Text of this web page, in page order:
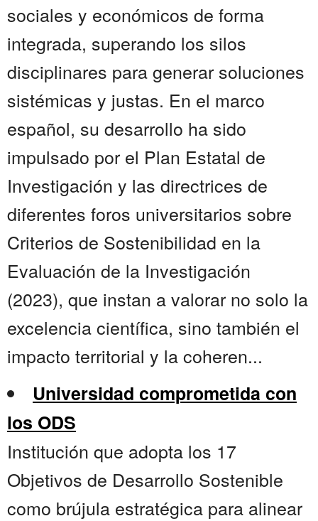
sociales y económicos de forma
integrada, superando los silos
disciplinares para generar soluciones
sistémicas y justas. En el marco
español, su desarrollo ha sido
impulsado por el Plan Estatal de
Investigación y las directrices de
diferentes foros universitarios sobre
Criterios de Sostenibilidad en la
Evaluación de la Investigación
(2023), que instan a valorar no solo la
excelencia científica, sino también el
impacto territorial y la coheren...
Universidad comprometida con
los ODS
Institución que adopta los 17
Objetivos de Desarrollo Sostenible
como brújula estratégica para alinear